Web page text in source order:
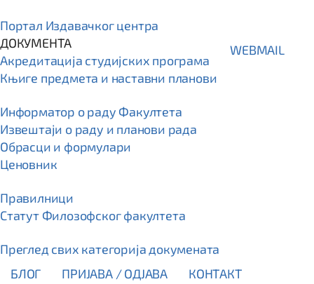
Портал Издавачког центра
ДОКУМЕНТА
Акредитација студијских програма
Књиге предмета и наставни планови
Информатор о раду Факултета
Извештаји о раду и планови рада
Обрасци и формулари
Ценовник
Правилници
Статут Филозофског факултета
Преглед свих категорија докумената
WEBMAIL
БЛОГ ПРИЈАВА / OДЈАВА КОНТАКТ